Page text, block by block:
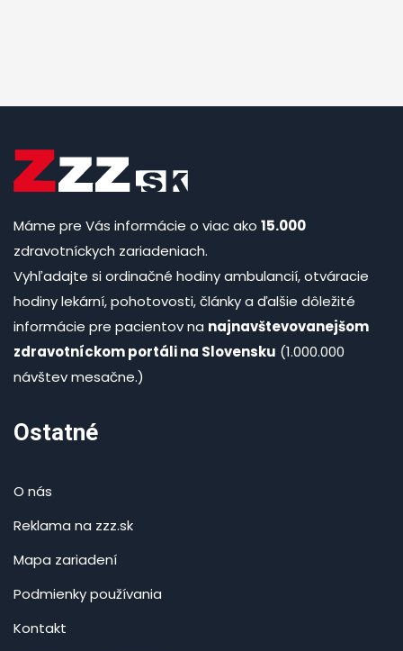
Máme pre Vás informácie o viac ako 15.000
zdravotníckych zariadeniach.
Vyhľadajte si ordinačné hodiny ambulancií, otváracie
hodiny lekární, pohotovosti, články a ďalšie dôležité
informácie pre pacientov na najnavštevovanejšom
zdravotníckom portáli na Slovensku (1.000.000
návštev mesačne.)
Ostatné
O nás
Reklama na zzz.sk
Mapa zariadení
Podmienky používania
Kontakt